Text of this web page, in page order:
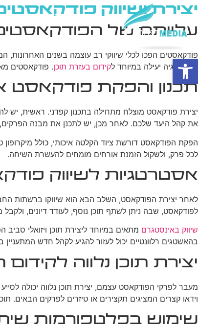
פתח סרגל נגישות
בית מי אנחנו
יצירת ושיווק
עלייתם של הפודקאסטים
פודקאסטים הפכו לכלי שיווקי רב עוצמה בשנים האחרונות,
אסטרטגיה יעילה במיוחד לקידום בעזרת תוכן. פודקאסטים
תכנון והפקת פודקאסט
יצירת פודקאסט מוצלח מתחילה בתכנון קפדני. ראשית, יש
את קהל היעד שלכם. לאחר מכן, יש לתכנן את מבנה הפרקים,
הפקת הפודקאסט דורשת ציוד הקלטה איכותי, כולל
לכל פרק, ולשקול הזמנת אורחים מומחים להעשרת השיחה.
אסטרטגיות לשיווק
לאחר יצירת הפודקאסט, השלב הבא הוא שיווקו ברשתות
לפודקאסט, שבה ניתן לשתף תוכן נוסף, לעודד דיונים, ולקבל
שיווק באינסטגרם מתאים במיוחד ליצירת תוכן ויזואלי
בהאשטגים רלוונטיים יכול לעזור להגיע לקהל חדש
יצירת תוכן נלווה
מעבר לפרקי הפודקאסט עצמם, יצירת תוכן נלווה יכולה
וידאו קצרים המציגים תקצירים או טיזרים לפרקים
שימוש בפלטפורמות